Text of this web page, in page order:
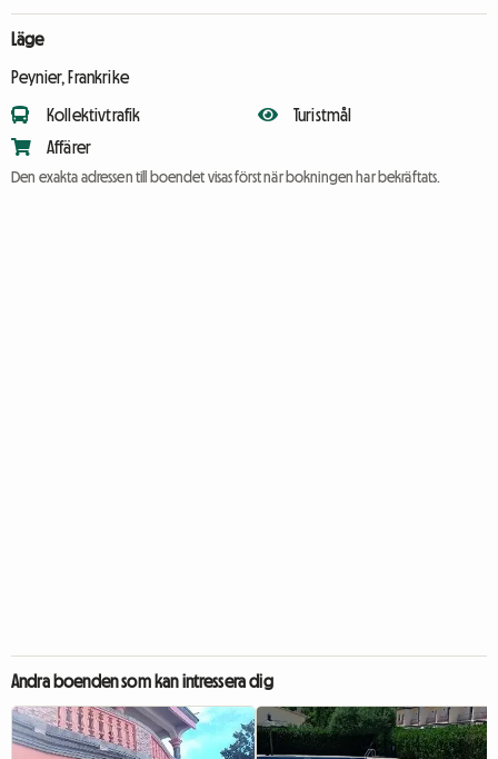
Läge
Peynier, Frankrike
Kollektivtrafik
Affärer
Turistmål
Den exakta adressen till boendet visas först när bokningen har bekräftats.
Andra boenden som kan intressera dig